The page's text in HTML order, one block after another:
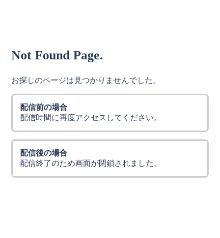
Not Found Page.
お探しのページは見つかりませんでした。
配信前の場合
配信時間に再度アクセスしてください。
配信後の場合
配信終了のため画面が閉鎖されました。